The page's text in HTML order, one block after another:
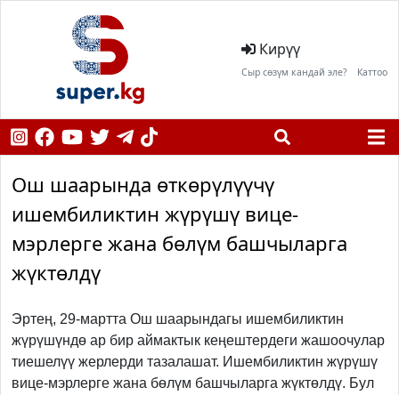
Кирүү
Сыр сөзүм кандай эле? Каттоо
Ош шаарында өткөрүлүүчү
ишембиликтин жүрүшү вице-
мэрлерге жана бөлүм башчыларга
жүктөлдү
Эртең, 29-мартта Ош шаарындагы ишембиликтин
жүрүшүндө ар бир аймактык кеңештердеги жашоочулар
тиешелүү жерлерди тазалашат. И шембиликтин жүрүшү
вице-мэрлерге жана бөлүм башчыларга жүктөлдү. Бул